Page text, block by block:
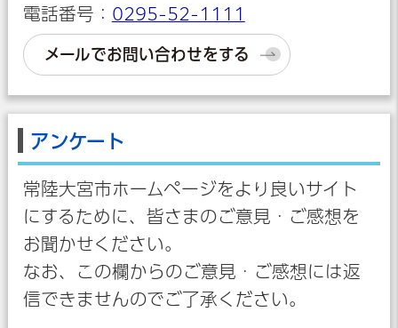
電話番号： 0295-52-1111
メールでお問い合わせをする
アンケート
常陸大宮市ホームページをより良いサイト
にするために、皆さまのご意見・ご感想を
お聞かせください。
なお、この欄からのご意見・ご感想には返
信できませんのでご了承ください。